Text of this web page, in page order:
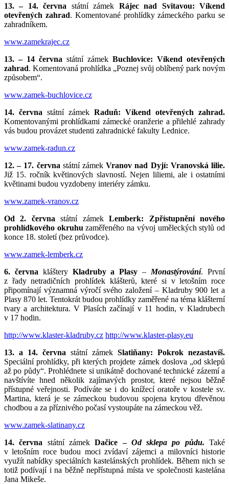
13. – 14. června státní zámek Rájec nad Svitavou: Víkend
otevřených zahrad. Komentované prohlídky zámeckého parku se
zahradníkem.
www.zamekrajec.cz
13. – 14 června státní zámek Buchlovice: Víkend otevřených
zahrad. Komentovaná prohlídka „Poznej svůj oblíbený park novým
způsobem“.
www.zamek-buchlovice.cz
14. června státní zámek Raduň: Víkend otevřených zahrad.
Komentovanými prohlídkami zámecké oranžerie a přilehlé zahrady
vás budou provázet studenti zahradnické fakulty Lednice.
www.zamek-radun.cz
12. – 17. června státní zámek Vranov nad Dyjí: Vranovská lilie.
Již 15. ročník květinových slavností. Nejen liliemi, ale i ostatními
květinami budou vyzdobeny interiéry zámku.
www.zamek-vranov.cz
Od 2. červnastátní zámekLemberk: Zpřístupnění nového
prohlídkového okruhuzaměřeného na vývoj uměleckých stylů od
konce 18. století (bez průvodce).
www.zamek-lemberk.cz
6. června kláštery Kladruby a Plasy – Monastýrování. První
z řady netradičních prohlídek klášterů, které si v letošním roce
připomínají významná výročí svého založení – Kladruby 900 let a
Plasy 870 let. Tentokrát budou prohlídky zaměřené na téma klášterní
tvary a architektura. V Plasích začínají v 11 hodin, v Kladrubech
v 17 hodin.
http://www.klaster-kladruby.cz http://www.klaster-plasy.eu
13. a 14. června státní zámek Slatiňany: Pokrok nezastavíš.
Speciální prohlídky, při kterých projdete zámek doslova „od sklepů
až po půdy“. Prohlédnete si unikátně dochované technické zázemí a
navštívíte hned několik zajímavých prostor, které nejsou běžně
přístupné veřejnosti. Podíváte se i do knížecí oratoře v kostele sv.
Martina, která je se zámeckou budovou spojena krytou dřevěnou
chodbou a za příznivého počasí vystoupáte na zámeckou věž.
www.zamek-slatinany.cz
14. června státní zámekDačice – Od sklepa po půdu.Také
v letošním roce budou moci zvídaví zájemci a milovníci historie
využít nabídky speciálních kastelánských prohlídek. Během nich se
totiž podívají i na běžně nepřístupná místa ve společnosti kastelána
Jana Mikeše.